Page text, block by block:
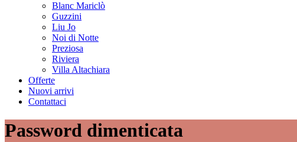
Blanc Mariclò
Guzzini
Liu Jo
Noi di Notte
Preziosa
Riviera
Villa Altachiara
Offerte
Nuovi arrivi
Contattaci
Password dimenticata